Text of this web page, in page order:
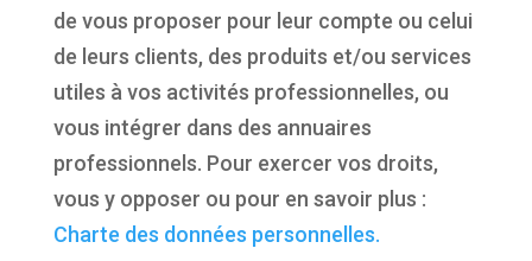
de vous proposer pour leur compte ou celui
de leurs clients, des produits et/ou services
utiles à vos activités professionnelles, ou
vous intégrer dans des annuaires
professionnels. Pour exercer vos droits,
vous y opposer ou pour en savoir plus :
Charte des données personnelles.